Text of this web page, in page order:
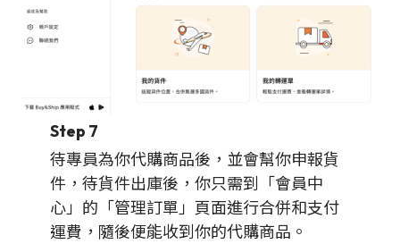
Step 7
待專員為你代購商品後，並會幫你申報貨
件，待貨件出庫後，你只需到「會員中
心」的「管理訂單」頁面進行合併和支付
運費，隨後便能收到你的代購商品。